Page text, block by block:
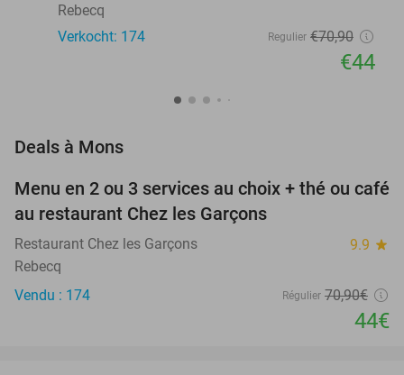
Rebecq
Verkocht: 174
Regulier €70,90
€44
Deals à Mons
38%
Menu en 2 ou 3 services au choix + thé ou café
au restaurant Chez les Garçons
Restaurant Chez les Garçons 9.9 star
Rebecq
Vendu : 174
Régulier 70,90€
44€